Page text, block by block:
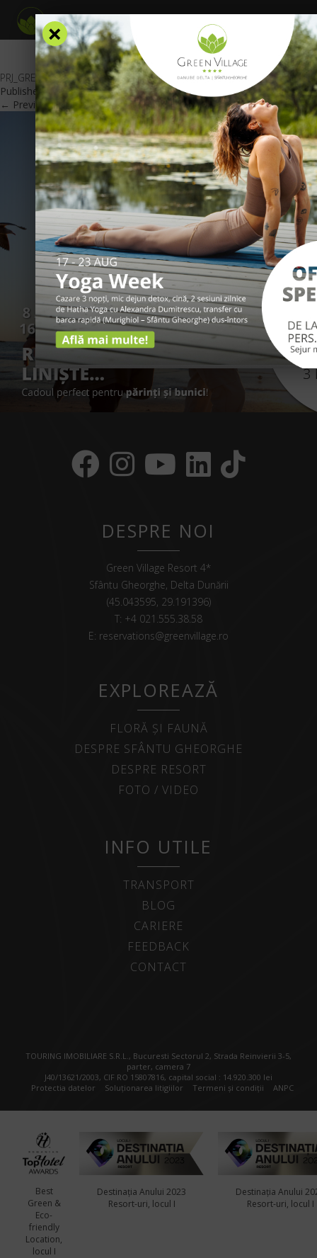
PRJ_GREEN-VILLAGE_OFERTA-SENIORI-2019-_web_RO
Published November 23, 2018at 600 × 425 Oferte Speciale.
← Previous Next →
DESPRE NOI
Green Village Resort 4*
Sfântu Gheorghe, Delta Dunării
(45.043595, 29.191396)
T: +4 021.555.38.58
E: reservations@greenvillage.ro
EXPLOREAZĂ
FLORĂ ȘI FAUNĂ
DESPRE SFÂNTU GHEORGHE
DESPRE RESORT
FOTO / VIDEO
INFO UTILE
TRANSPORT
BLOG
CARIERE
FEEDBACK
CONTACT
TOURING IMOBILIARE S.R.L., Bucuresti Sectorul 2, Strada Reinvierii 3-5,
parter, camera 7
J40/13621/2003, CIF RO 15807816, capital social : 14.920.300 lei
Protectia datelor
Soluționarea litigiilor Termeni și condiții ANPC
Best
Green &
Eco-
friendly
Location,
locul I
Destinația Anului 2023
Resort-uri, locul I
Destinația Anului
Resort-uri, locul I
×